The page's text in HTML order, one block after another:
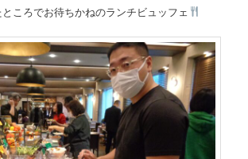
ころでお待ちかねのランチビュッフェ